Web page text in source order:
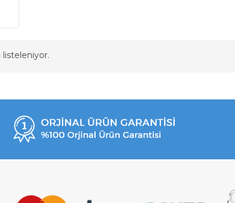
listeleniyor.